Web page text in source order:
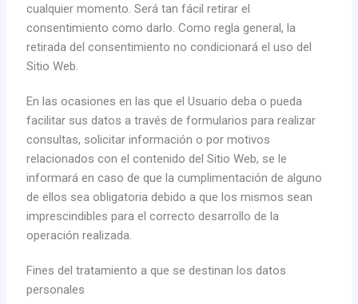
cualquier momento. Será tan fácil retirar el
consentimiento como darlo. Como regla general, la
retirada del consentimiento no condicionará el uso del
Sitio Web.
En las ocasiones en las que el Usuario deba o pueda
facilitar sus datos a través de formularios para realizar
consultas, solicitar información o por motivos
relacionados con el contenido del Sitio Web, se le
informará en caso de que la cumplimentación de alguno
de ellos sea obligatoria debido a que los mismos sean
imprescindibles para el correcto desarrollo de la
operación realizada.
Fines del tratamiento a que se destinan los datos
personales